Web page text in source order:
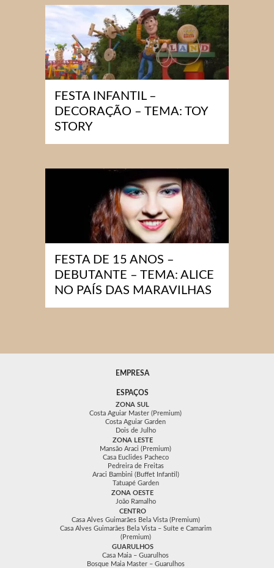
FESTA INFANTIL –
DECORAÇÃO – TEMA: TOY
STORY
FESTA DE 15 ANOS –
DEBUTANTE – TEMA: ALICE
NO PAÍS DAS MARAVILHAS
EMPRESA
ESPAÇOS
ZONA SUL
Costa Aguiar Master (Premium)
Costa Aguiar Garden
Dois de Julho
ZONA LESTE
Mansão Araci (Premium)
Casa Euclides Pacheco
Pedreira de Freitas
Araci Bambini (Buffet Infantil)
Tatuapé Garden
ZONA OESTE
João Ramalho
CENTRO
Casa Alves Guimarães Bela Vista (Premium)
Casa Alves Guimarães Bela Vista – Suíte e Camarim
(Premium)
GUARULHOS
Casa Maia – Guarulhos
Bosque Maia Master – Guarulhos